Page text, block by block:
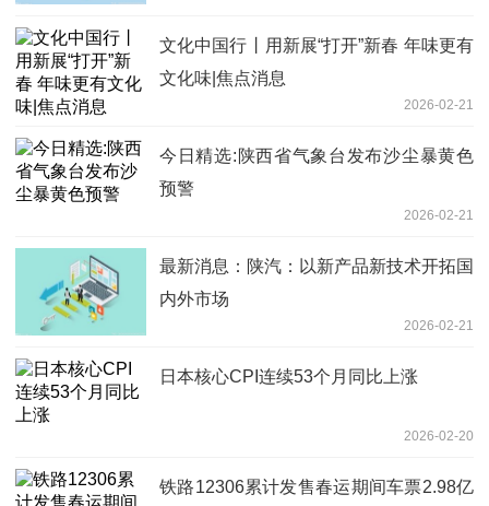
文化中国行丨用新展“打开”新春 年味更有
文化味|焦点消息
2026-02-21
今日精选:陕西省气象台发布沙尘暴黄色
预警
2026-02-21
最新消息：陕汽：以新产品新技术开拓国
内外市场
2026-02-21
日本核心CPI连续53个月同比上涨
2026-02-20
铁路12306累计发售春运期间车票2.98亿